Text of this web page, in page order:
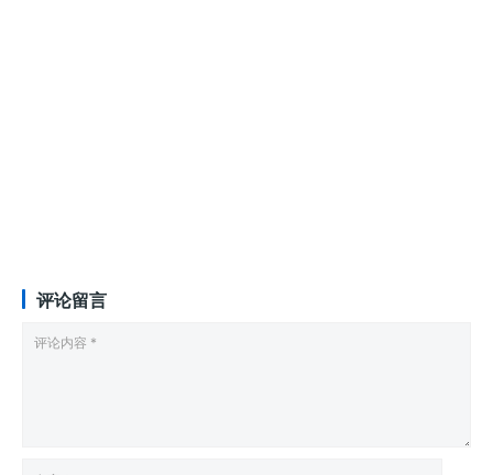
评论留言